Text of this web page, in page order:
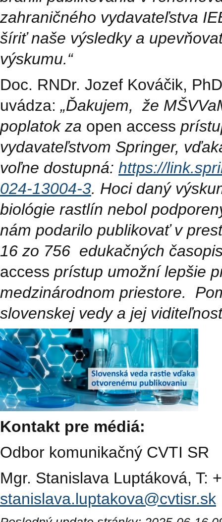
zahraničného vydavateľstva
šíriť naše výsledky a
výskumu.“
Doc. RNDr. Jozef Kováčik,
uvádza: „Ďakujem, že
poplatok za open access
vydavateľstvom Springer,
voľne dostupná: https://
024-13004-3. Hoci daný
biológie rastlín nebol
nám podarilo publikovať v
16 zo 756 edukačných
access prístup umožní lepšie
medzinárodnom priestore.
slovenskej vedy a jej
Kontakt pre médiá:
Odbor komunikačný CVTI SR
Mgr. Stanislava Luptáková, T:
stanislava.luptakova@cvtisr.sk